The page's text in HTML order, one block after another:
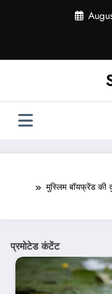
मुस्लिम बॉयफ्रेंड की